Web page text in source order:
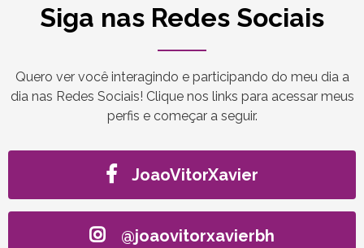
Siga nas Redes Sociais
Quero ver você interagindo e participando do meu dia a
dia nas Redes Sociais! Clique nos links para acessar meus
perfis e começar a seguir.
JoaoVitorXavier
@joaovitorxavierbh